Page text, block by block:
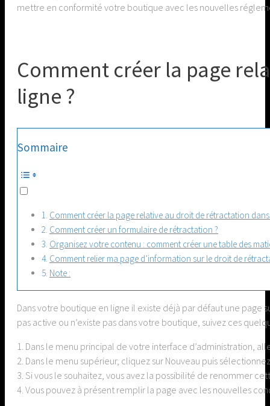
mettre en conformité votre boutique avec les nouvelles
Comment créer la page
ligne ?
Sommaire
Comment créer la page relative au droit de rétractation
Comment créer un formulaire de rétractation ?
Organisez votre contenu : comment créer une table des
Comment relier ma page d’information sur le droit de
Note :
Dans votre boutique en ligne il existe déjà par défaut une
pas active ou n’existe pas dans votre boutique, suivez ces
1. Dans le menu principal de votre interface d’administration,
2. Dans le menu supérieur, cliquez sur Nouveau puis
3. Si vous le souhaitez, vous avez la possibilité de renommer
4. Vous pouvez à présent remplir la page avec les nouvelles